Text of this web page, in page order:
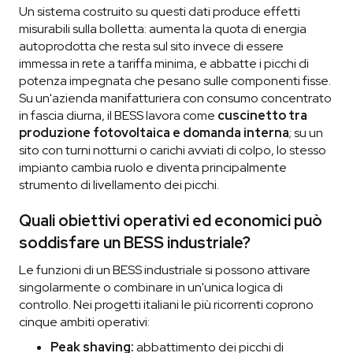
Un sistema costruito su questi dati produce effetti
misurabili sulla bolletta: aumenta la quota di energia
autoprodotta che resta sul sito invece di essere
immessa in rete a tariffa minima, e abbatte i picchi di
potenza impegnata che pesano sulle componenti fisse.
Su un'azienda manifatturiera con consumo concentrato
in fascia diurna, il BESS lavora come cuscinetto tra
produzione fotovoltaica e domanda interna; su un
sito con turni notturni o carichi avviati di colpo, lo stesso
impianto cambia ruolo e diventa principalmente
strumento di livellamento dei picchi.
Quali obiettivi operativi ed economici può
soddisfare un BESS industriale?
Le funzioni di un BESS industriale si possono attivare
singolarmente o combinare in un'unica logica di
controllo. Nei progetti italiani le più ricorrenti coprono
cinque ambiti operativi:
Peak shaving:abbattimento dei picchi di